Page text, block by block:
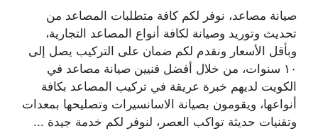
صيانة مصاعد، نوفر لكم كافة متطلبات المصاعد من
تحديث وتوريد وصيانة لكافة أنواع المصاعد التجارية،
وبأقل الأسعار ونقدم لكم ضمان على التركيب يصل إلى
١٠ سنوات، من خلال أفضل فنيين صيانة مصاعد في
الكويت لديهم خبرة عريقة في تركيب المصاعد بكافة
أنواعها، ويقومون بصيانة الاسانسيرات وتصليحها بمعدات
وتقنيات حديثة تواكب العصر، لنوفر لكم خدمة جيدة ...